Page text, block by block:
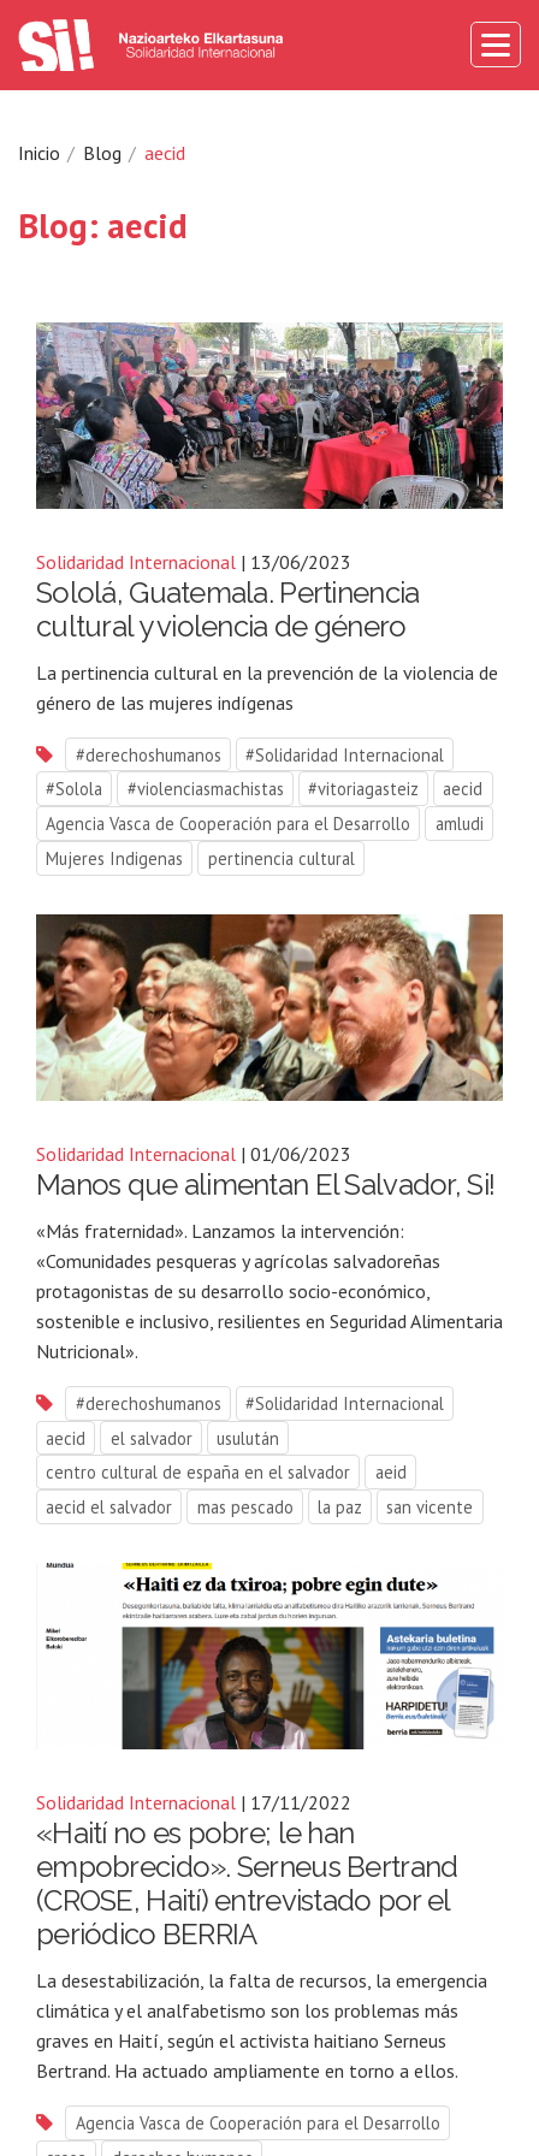
Inicio Blog aecid
Blog: aecid
Solidaridad Internacional | 13/06/2023
Sololá, Guatemala. Pertinencia
cultural y violencia de género
La pertinencia cultural en la prevención de la violencia de
género de las mujeres indígenas
#derechoshumanos
#Solidaridad Internacional
#Solola
#violenciasmachistas #vitoriagasteiz
aecid
Agencia Vasca de Cooperación para el Desarrollo
amludi
Mujeres Indigenas
pertinencia cultural
Solidaridad Internacional | 01/06/2023
Manos que alimentan El Salvador, Si!
«Más fraternidad». Lanzamos la intervención:
«Comunidades pesqueras y agrícolas salvadoreñas
protagonistas de su desarrollo socio-económico,
sostenible e inclusivo, resilientes en Seguridad Alimentaria
Nutricional».
#derechoshumanos
#Solidaridad Internacional
aecid
el salvador
usulután
centro cultural de españa en el salvador
aeid
aecid el salvador
mas pescado la paz san vicente
Solidaridad Internacional | 17/11/2022
«Haití no es pobre; le han
empobrecido». Serneus Bertrand
(CROSE, Haití) entrevistado por el
periódico BERRIA
La desestabilización, la falta de recursos, la emergencia
climática y el analfabetismo son los problemas más
graves en Haití, según el activista haitiano Serneus
Bertrand. Ha actuado ampliamente en torno a ellos.
Agencia Vasca de Cooperación para el Desarrollo